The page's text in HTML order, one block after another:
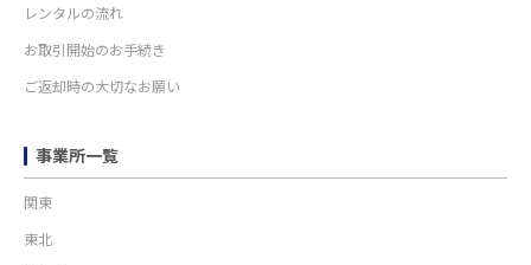
レンタルの流れ
お取引開始のお手続き
ご返却時の大切なお願い
事業所一覧
関東
東北